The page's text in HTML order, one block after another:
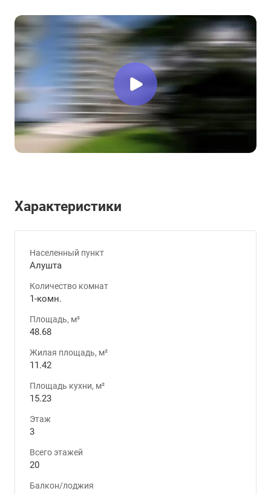
Характеристики
Населенный пункт
Алушта
Количество комнат
1-комн.
Площадь, м²
48.68
Жилая площадь, м²
11.42
Площадь кухни, м²
15.23
Этаж
3
Всего этажей
20
Балкон/лоджия